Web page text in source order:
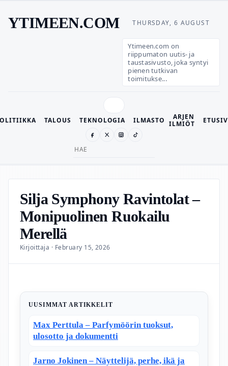
THURSDAY, 6 AUGUST
YTIMEEN.COM
Ytimeen.com on
riippumaton uutis- ja
taustasivusto, joka syntyi
pienen tutkivan
toimitukse...
TALOUS TEKNOLOGIA ILMASTO
ARJEN
ILMIÖT
Search
Silja Symphony Ravintolat –
Monipuolinen Ruokailu
Merellä
Kirjoittaja · February 15, 2026
UUSIMMAT ARTIKKELIT
Max Perttula – Parfymöörin tuoksut,
ulosotto ja dokumentti
Jarno Jokinen – Näyttelijä, perhe, ikä ja